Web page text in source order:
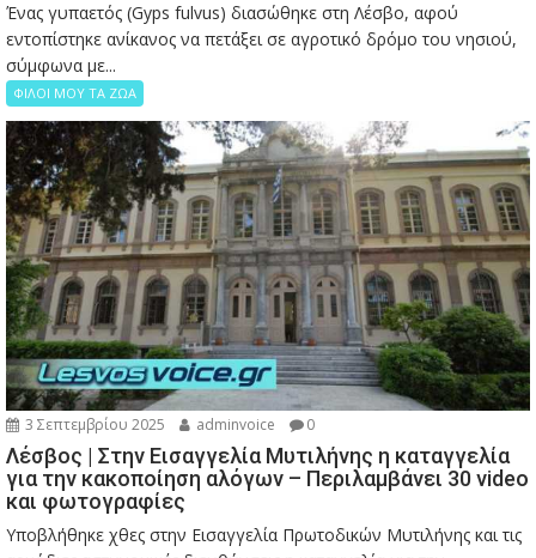
Ένας γυπαετός (Gyps fulvus) διασώθηκε στη Λέσβο, αφού
εντοπίστηκε ανίκανος να πετάξει σε αγροτικό δρόμο του νησιού,
σύμφωνα με...
ΦΙΛΟΙ ΜΟΥ ΤΑ ΖΩΑ
3 Σεπτεμβρίου 2025 adminvoice 0
Λέσβος | Στην Εισαγγελία Μυτιλήνης η καταγγελία
για την κακοποίηση αλόγων – Περιλαμβάνει 30 video
και φωτογραφίες
Υποβλήθηκε χθες στην Εισαγγελία Πρωτοδικών Μυτιλήνης και τις